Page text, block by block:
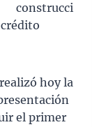
construcci
hoy la
el primer